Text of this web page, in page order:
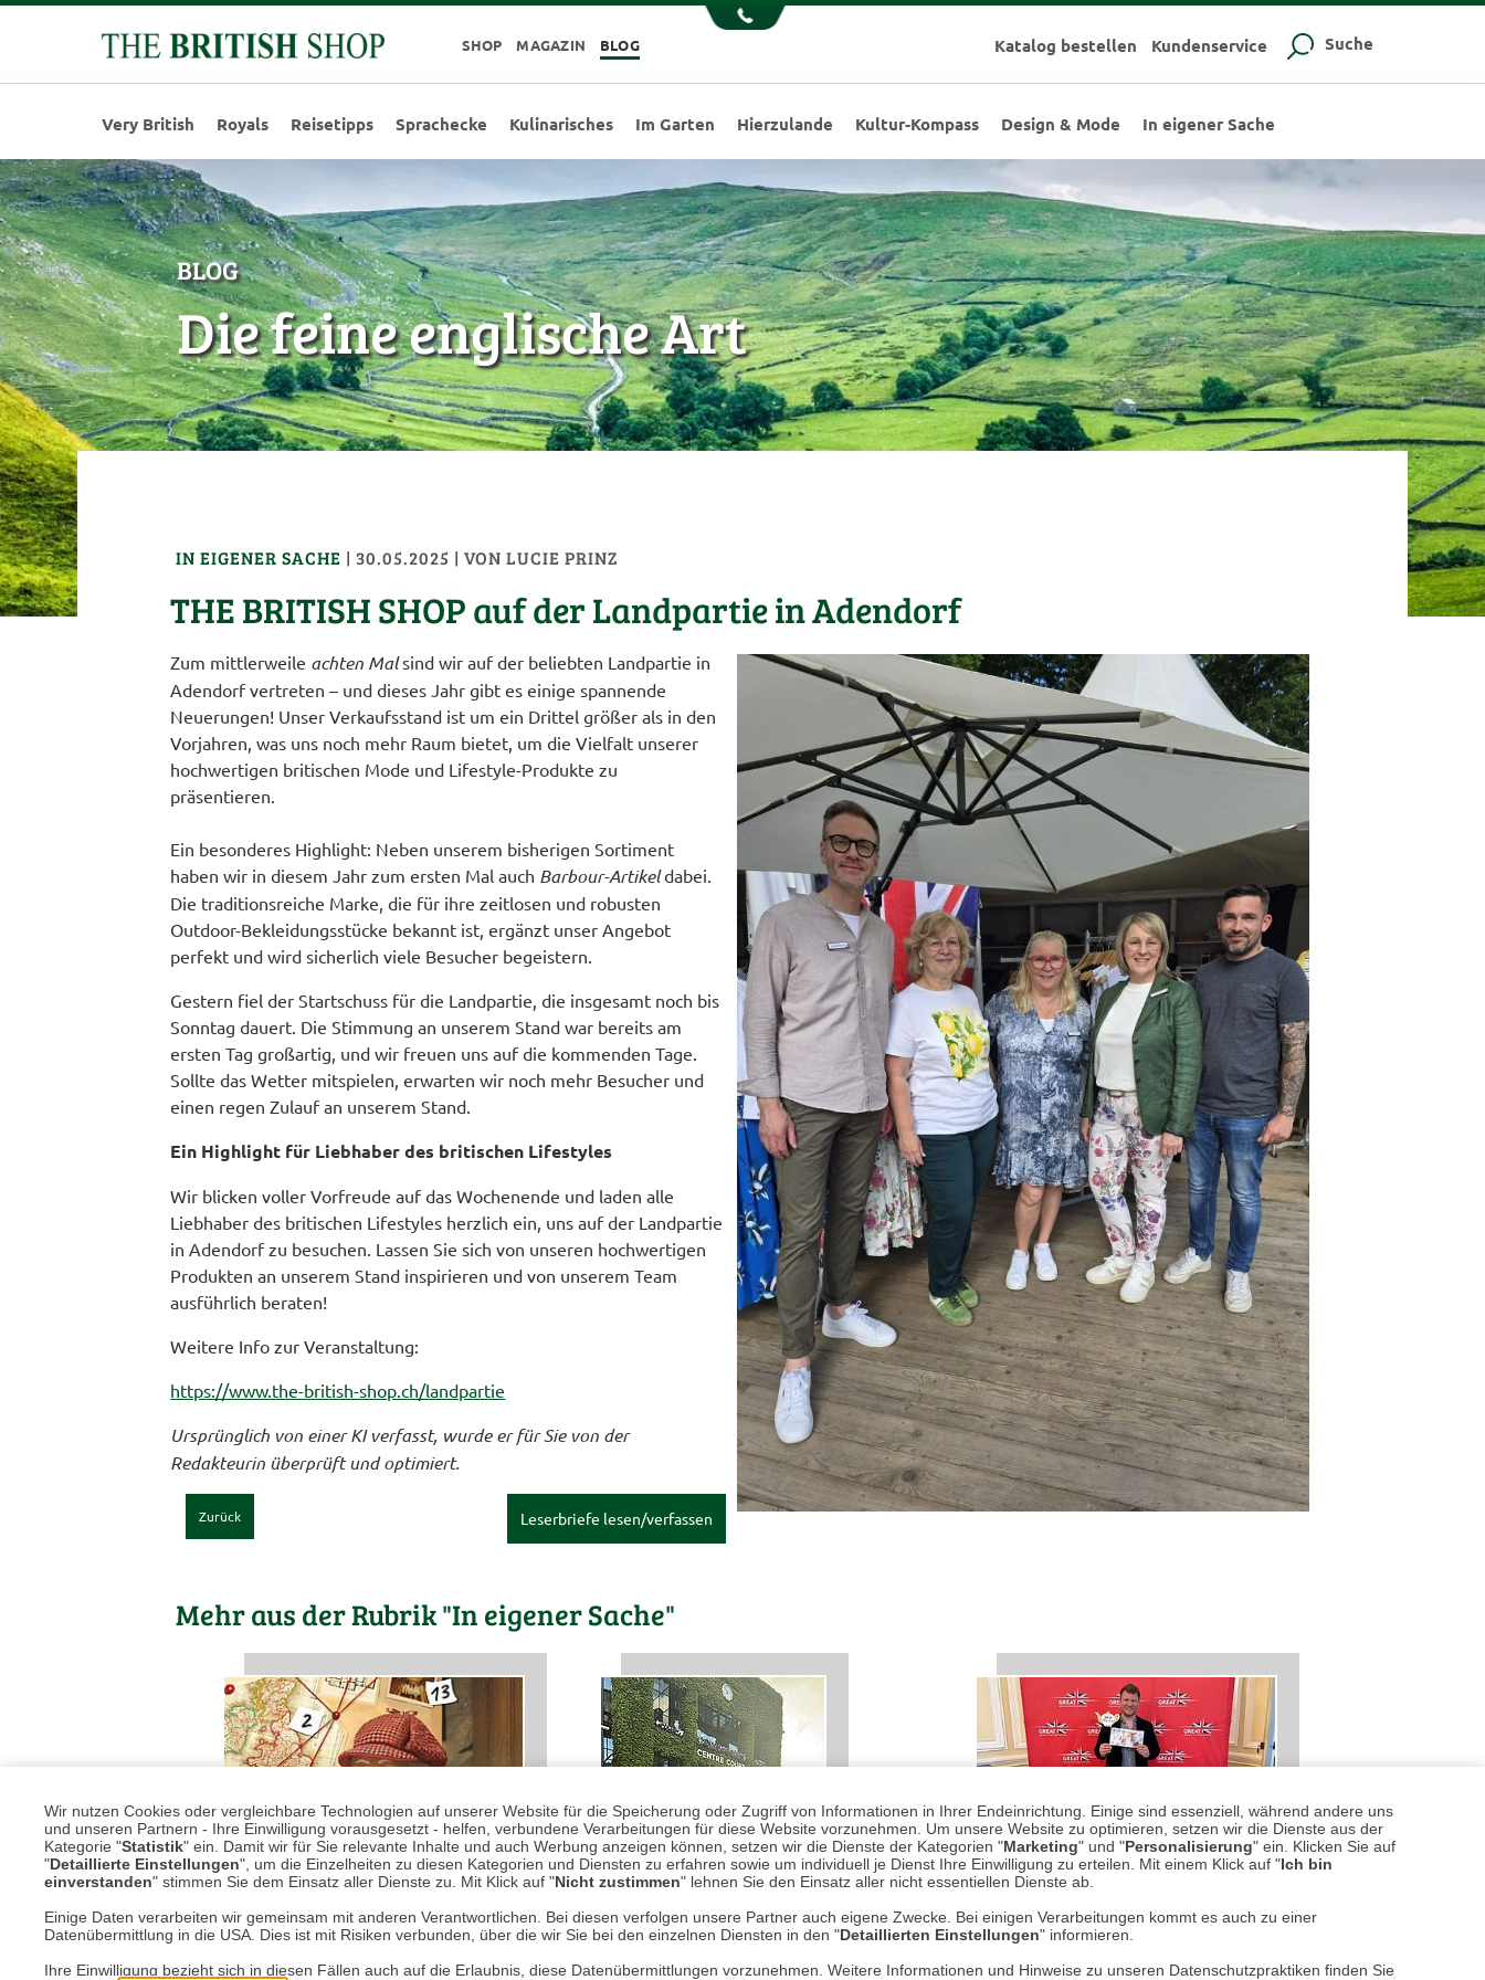
Wir nutzen Cookies oder vergleichbare Technologien auf unserer Website für die Speicherung oder Zugriff von Informationen in Ihrer Endeinrichtung. Einige sind essenziell, während andere uns
und unseren Partnern - Ihre Einwilligung vorausgesetzt - helfen, verbundene Verarbeitungen für diese Website vorzunehmen. Um unsere Website zu optimieren, setzen wir die Dienste aus der
Kategorie "Statistik" ein. Damit wir für Sie relevante Inhalte und auch Werbung anzeigen können, setzen wir die Dienste der Kategorien "Marketing" und "Personalisierung" ein. Klicken Sie auf
"Detaillierte Einstellungen", um die Einzelheiten zu diesen Kategorien und Diensten zu erfahren sowie um individuell je Dienst Ihre Einwilligung zu erteilen. Mit einem Klick auf "Ich bin
einverstanden" stimmen Sie dem Einsatz aller Dienste zu. Mit Klick auf "Nicht zustimmen" lehnen Sie den Einsatz aller nicht essentiellen Dienste ab.
Einige Daten verarbeiten wir gemeinsam mit anderen Verantwortlichen. Bei diesen verfolgen unsere Partner auch eigene Zwecke. Bei einigen Verarbeitungen kommt es auch zu einer
Datenübermittlung in die USA. Dies ist mit Risiken verbunden, über die wir Sie bei den einzelnen Diensten in den "Detaillierten Einstellungen" informieren.
Ihre Einwilligung bezieht sich in diesen Fällen auch auf die Erlaubnis, diese Datenübermittlungen vorzunehmen. Weitere Informationen und Hinweise zu unseren Datenschutzpraktiken finden Sie
SHOP MAGAZIN BLOG Katalog bestellen Kundenservice Suche
Very British Royals Reisetipps Sprachecke Kulinarisches Im Garten Hierzulande Kultur-Kompass Design & Mode In eigener Sache
BLOG
Die feine englische Art
IN EIGENER SACHE | 30.05.2025 | VONLUCIE PRINZ
THE BRITISH SHOP auf der Landpartie in Adendorf
Zum mittlerweile achten Malsind wir auf der beliebten Landpartie in
Adendorf vertreten – und dieses Jahr gibt es einige spannende
Neuerungen! Unser Verkaufsstand ist um ein Drittel größer als in den
Vorjahren, was uns noch mehr Raum bietet, um die Vielfalt unserer
hochwertigen britischen Mode und Lifestyle-Produkte zu
präsentieren.
Ein besonderes Highlight: Neben unserem bisherigen Sortiment
haben wir in diesem Jahr zum ersten Mal auch Barbour-Artikeldabei.
Die traditionsreiche Marke, die für ihre zeitlosen und robusten
Outdoor-Bekleidungsstücke bekannt ist, ergänzt unser Angebot
perfekt und wird sicherlich viele Besucher begeistern.
Gestern fiel der Startschuss für die Landpartie, die insgesamt noch bis
Sonntag dauert. Die Stimmung an unserem Stand war bereits am
ersten Tag großartig, und wir freuen uns auf die kommenden Tage.
Sollte das Wetter mitspielen, erwarten wir noch mehr Besucher und
einen regen Zulauf an unserem Stand.
Ein Highlight für Liebhaber des britischen Lifestyles
Wir blicken voller Vorfreude auf das Wochenende und laden alle
Liebhaber des britischen Lifestyles herzlich ein, uns auf der Landpartie
in Adendorf zu besuchen. Lassen Sie sich von unseren hochwertigen
Produkten an unserem Stand inspirieren und von unserem Team
ausführlich beraten!
Weitere Info zur Veranstaltung:
https://www.the-british-shop.ch/landpartie
Ursprünglich von einer KI verfasst, wurde er für Sie von der
Redakteurin überprüft und optimiert.
Zurück Leserbriefe lesen/verfassen
Mehr aus der Rubrik "In eigener Sache"
ROBERT SIEBEL
Ein königlicher